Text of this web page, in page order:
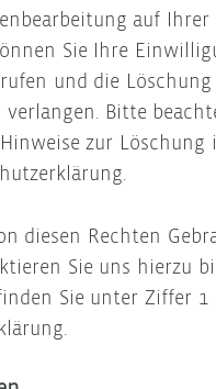
auf Ihrer
Sie Ihre
und die
verlangen. Bitte
zur Löschung
diesen Rechten
Sie uns hierzu
Sie unter Ziffer 1